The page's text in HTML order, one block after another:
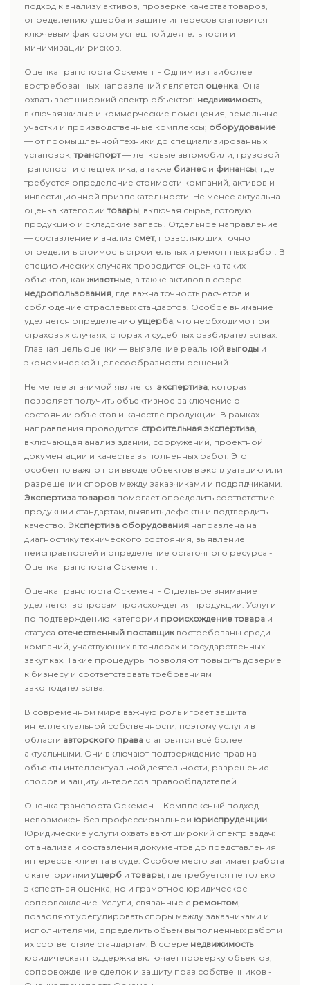
подход к анализу активов, проверке качества товаров,
определению ущерба и защите интересов становится
ключевым фактором успешной деятельности и
минимизации рисков.
Оценка транспорта Оскемен - Одним из наиболее
востребованных направлений является оценка. Она
охватывает широкий спектр объектов: недвижимость,
включая жилые и коммерческие помещения, земельные
участки и производственные комплексы; оборудование
— от промышленной техники до специализированных
установок;транспорт— легковые автомобили, грузовой
транспорт и спецтехника; а также бизнес и финансы, где
требуется определение стоимости компаний, активов и
инвестиционной привлекательности. Не менее актуальна
оценка категориитовары, включая сырье, готовую
продукцию и складские запасы. Отдельное направление
— составление и анализ смет, позволяющих точно
определить стоимость строительных и ремонтных работ. В
специфических случаях проводится оценка таких
объектов, какживотные, а также активов в сфере
недропользования, где важна точность расчетов и
соблюдение отраслевых стандартов. Особое внимание
уделяется определению ущерба, что необходимо при
страховых случаях, спорах и судебных разбирательствах.
Главная цель оценки — выявление реальной выгоды и
экономической целесообразности решений.
Не менее значимой является экспертиза, которая
позволяет получить объективное заключение о
состоянии объектов и качестве продукции. В рамках
направления проводится строительная экспертиза,
включающая анализ зданий, сооружений, проектной
документации и качества выполненных работ. Это
особенно важно при вводе объектов в эксплуатацию или
разрешении споров между заказчиками и подрядчиками.
Экспертиза товаров помогает определить соответствие
продукции стандартам, выявить дефекты и подтвердить
качество. Экспертиза оборудования направлена на
диагностику технического состояния, выявление
неисправностей и определение остаточного ресурса -
Оценка транспорта Оскемен .
Оценка транспорта Оскемен - Отдельное внимание
уделяется вопросам происхождения продукции. Услуги
по подтверждению категории происхождение товара и
статуса отечественный поставщик востребованы среди
компаний, участвующих в тендерах и государственных
закупках. Такие процедуры позволяют повысить доверие
к бизнесу и соответствовать требованиям
законодательства.
В современном мире важную роль играет защита
интеллектуальной собственности, поэтому услуги в
области авторского права становятся всё более
актуальными. Они включают подтверждение прав на
объекты интеллектуальной деятельности, разрешение
споров и защиту интересов правообладателей.
Оценка транспорта Оскемен - Комплексный подход
невозможен без профессиональной юриспруденции.
Юридические услуги охватывают широкий спектр задач:
от анализа и составления документов до представления
интересов клиента в суде. Особое место занимает работа
с категориями ущерб итовары, где требуется не только
экспертная оценка, но и грамотное юридическое
сопровождение. Услуги, связанные с ремонтом,
позволяют урегулировать споры между заказчиками и
исполнителями, определить объем выполненных работ и
их соответствие стандартам. В сфере недвижимость
юридическая поддержка включает проверку объектов,
сопровождение сделок и защиту прав собственников -